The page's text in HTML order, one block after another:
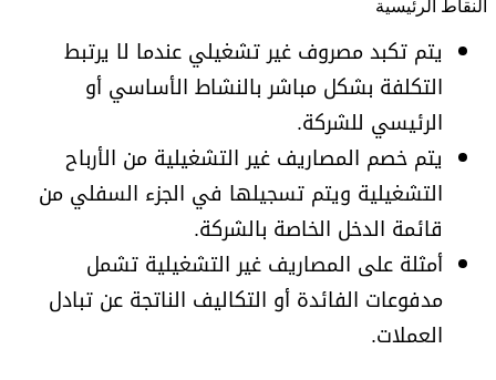
النقاط الرئيسية
يتم تكبد مصروف غير تشغيلي عندما لا يرتبط
التكلفة بشكل مباشر بالنشاط الأساسي أو
الرئيسي للشركة.
يتم خصم المصاريف غير التشغيلية من الأرباح
التشغيلية ويتم تسجيلها في الجزء السفلي من
قائمة الدخل الخاصة بالشركة.
أمثلة على المصاريف غير التشغيلية تشمل
مدفوعات الفائدة أو التكاليف الناتجة عن تبادل
العملات.